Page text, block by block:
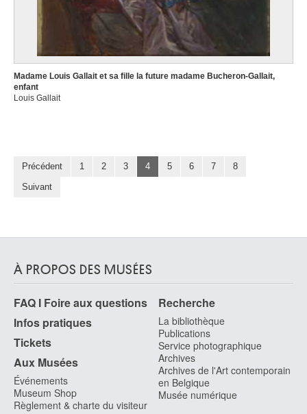
Madame Louis Gallait et sa fille la future madame Bucheron-Gallait,
enfant
Louis Gallait
Précédent 1 2 3 4 5 6 7
8
Suivant
À PROPOS DES MUSÉES
FAQ I Foire aux questions
Infos pratiques
Tickets
Aux Musées
Événements
Museum Shop
Règlement & charte du visiteur
Recherche
La bibliothèque
Publications
Service photographique
Archives
Archives de l'Art contemporain
en Belgique
Musée numérique